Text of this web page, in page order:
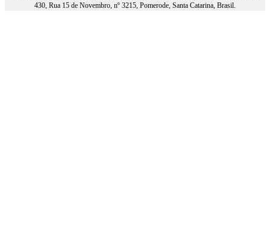
430, Rua 15 de Novembro, nº 3215, Pomerode, Santa Catarina, Brasil.